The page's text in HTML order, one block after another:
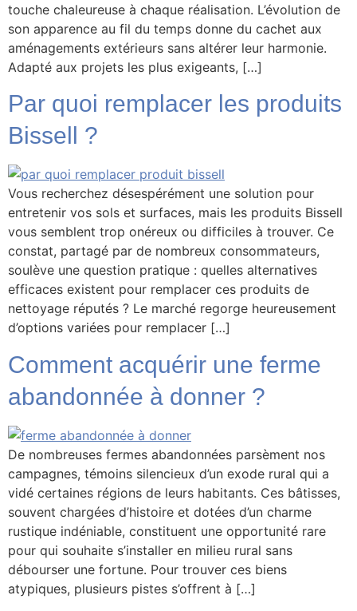
touche chaleureuse à chaque réalisation. L’évolution de
son apparence au fil du temps donne du cachet aux
aménagements extérieurs sans altérer leur harmonie.
Adapté aux projets les plus exigeants, […]
Par quoi remplacer les produits
Bissell ?
Vous recherchez désespérément une solution pour
entretenir vos sols et surfaces, mais les produits Bissell
vous semblent trop onéreux ou difficiles à trouver. Ce
constat, partagé par de nombreux consommateurs,
soulève une question pratique : quelles alternatives
efficaces existent pour remplacer ces produits de
nettoyage réputés ? Le marché regorge heureusement
d’options variées pour remplacer […]
Comment acquérir une ferme
abandonnée à donner ?
De nombreuses fermes abandonnées parsèment nos
campagnes, témoins silencieux d’un exode rural qui a
vidé certaines régions de leurs habitants. Ces bâtisses,
souvent chargées d’histoire et dotées d’un charme
rustique indéniable, constituent une opportunité rare
pour qui souhaite s’installer en milieu rural sans
débourser une fortune. Pour trouver ces biens
atypiques, plusieurs pistes s’offrent à […]